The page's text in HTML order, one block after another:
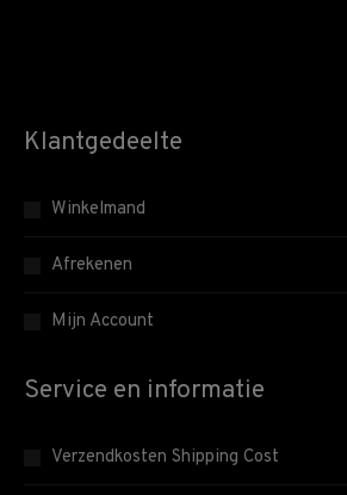
Klantgedeelte
Winkelmand
Afrekenen
Mijn Account
Service en informatie
Verzendkosten Shipping Cost